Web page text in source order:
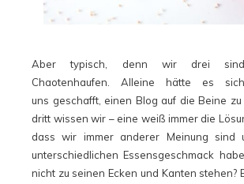
Aber typisch, denn wir drei
Chaotenhaufen. Alleine hätte es
uns geschafft, einen Blog auf die Beine
dritt wissen wir – eine weiß immer die
dass wir immer anderer Meinung sind
unterschiedlichen Essensgeschmack
nicht zu seinen Ecken und Kanten stehen?